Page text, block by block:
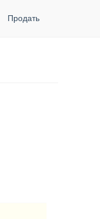
Продать